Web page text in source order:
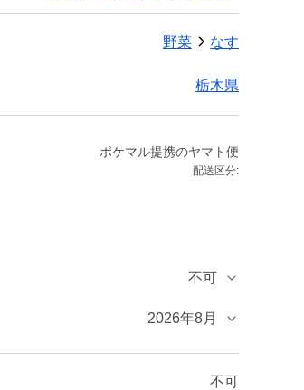
野菜 なす
栃木県
ポケマル提携のヤマト便
配送区分:
不可
2026年8月
不可